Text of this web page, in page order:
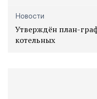
Новости
Утверждён план-
котельных